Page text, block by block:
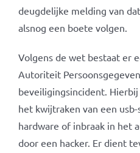
deugdelijke melding van
alsnog een boete volgen.
Volgens de wet bestaat er
Autoriteit
beveiligingsincident.
het kwijtraken van een
hardware of inbraak in het
door een hacker. Er dient